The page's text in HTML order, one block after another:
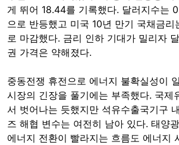
게 뛰어 18.44를 기록했다. 달러지수는
으로 반등했고 미국 10년 만기 국채금
로 마감했다. 금리 인하 기대가 밀리자
권 가격은 약해졌다.
중동전쟁 휴전으로 에너지 불확실성이
시장의 긴장을 풀기에는 부족했다. 국제
서 벗어나는 듯했지만 석유수출국기구
즈 해협 변수는 여전히 남아 있다. 태양
에너지 전환이 빨라지는 흐름도 에너지